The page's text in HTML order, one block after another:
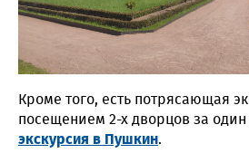
Кроме того, есть потрясающая
посещением 2-х дворцов за один
экскурсия в Пушкин.